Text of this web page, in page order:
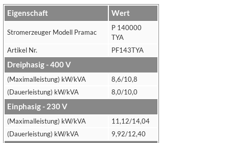
Eigenschaft Wert
Stromerzeuger Modell Pramac
P 140000
TYA
Artikel Nr.
PF143TYA
Dreiphasig - 400 V
(Maximalleistung) kW/kVA
8,6/10,8
(Dauerleistung) kW/kVA
8,0/10,0
Einphasig - 230 V
(Maximalleistung) kW/kVA
11,12/14,04
(Dauerleistung) kW/kVA
9,92/12,40